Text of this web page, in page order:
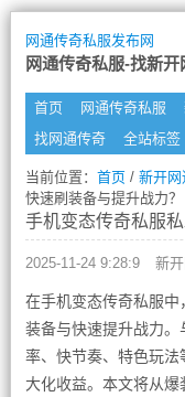
网通传奇私服发布网
网通传奇私服-找新
首页 网通传奇私服
找网通传奇
全站标签
当前位置： 首页/ 新开网
快速刷装备与提升战力？
手机变态传奇私服
2025-11-24 9:28:9 新
在手机变态传奇私服
装备与快速提升战力
率、快节奏、特色玩
大化收益。本文将从